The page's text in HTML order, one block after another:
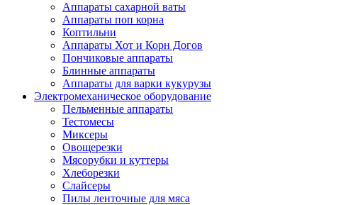
Аппараты сахарной ваты
Аппараты поп корна
Коптильни
Аппараты Хот и Корн Догов
Пончиковые аппараты
Блинные аппараты
Аппараты для варки кукурузы
Электромеханическое оборудование
Пельменные аппараты
Тестомесы
Миксеры
Овощерезки
Мясорубки и куттеры
Хлеборезки
Слайсеры
Пилы ленточные для мяса